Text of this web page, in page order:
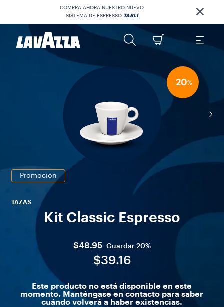
COMPRA AHORA NUESTRO NUEVO
SISTEMA DE ESPRESSO TABLÌ
-20%
Promoción
TAZAS
Kit Classic Espresso
$48.95 Guardar 20%
$39.16
Este producto no está disponible en este
momento. Manténgase en contacto para saber
cuándo volverá a haber existencias.